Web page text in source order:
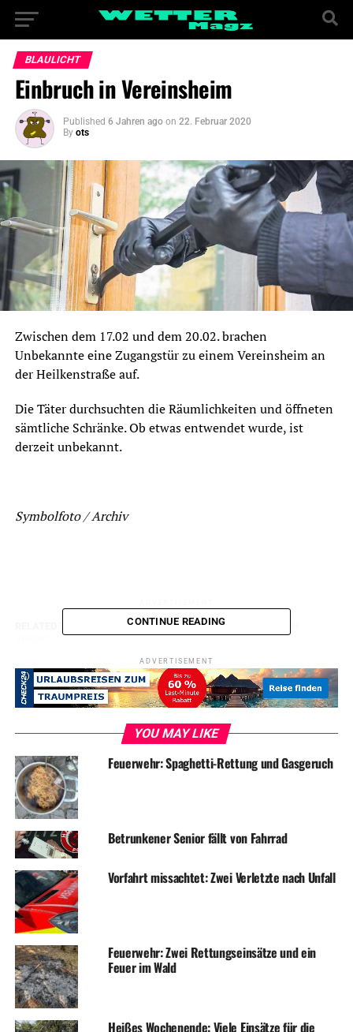
BLAULICHT
Einbruch in Vereinsheim
Published 6 Jahren ago on 22. Februar 2020
By ots
Zwischen dem 17.02 und dem 20.02. brachen
Unbekannte eine Zugangstür zu einem Vereinsheim an
der Heilkenstraße auf.
Die Täter durchsuchten die Räumlichkeiten und öffneten
sämtliche Schränke. Ob etwas entwendet wurde, ist
derzeit unbekannt.
Symbolfoto / Archiv
BLAULICHT DIEBSTAHL
UP NEXT
Feuerwehr hat am Sonntag mit 11 Einsätzen zu tun
DON'T MISS
Feuerwehr hat mit Ölspuren und Fehlalarm zu tun
CONTINUE READING
ADVERTISEMENT
YOU MAY LIKE
Feuerwehr: Spaghetti-Rettung und Gasgeruch
Betrunkener Senior fällt von Fahrrad
Vorfahrt missachtet: Zwei Verletzte nach Unfall
Feuerwehr: Zwei Rettungseinsätze und ein
Feuer im Wald
Heißes Wochenende: Viele Einsätze für die